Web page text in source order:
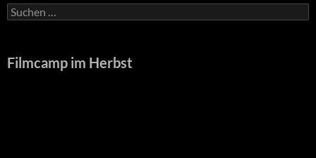
Suche
nach:
Filmcamp im Herbst